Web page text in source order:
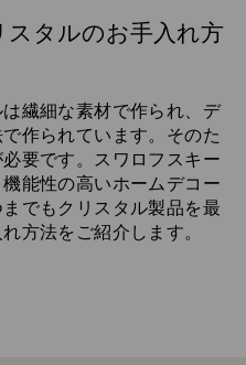
タルのお手入れ方
繊細な素材で作られ、デ
作られています。そのた
要です。スワロフスキー
能性の高いホームデコー
でもクリスタル製品を最
方法をご紹介します。